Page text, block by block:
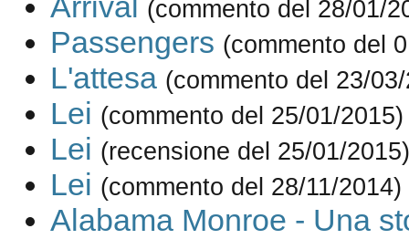
(commento del 28/01/
Passengers (commento del
L'attesa (commento del 23/
Lei (commento del 25/01/2015)
Lei (recensione del 25/01/2015)
Lei (commento del 28/11/2014)
Alabama Monroe - Una